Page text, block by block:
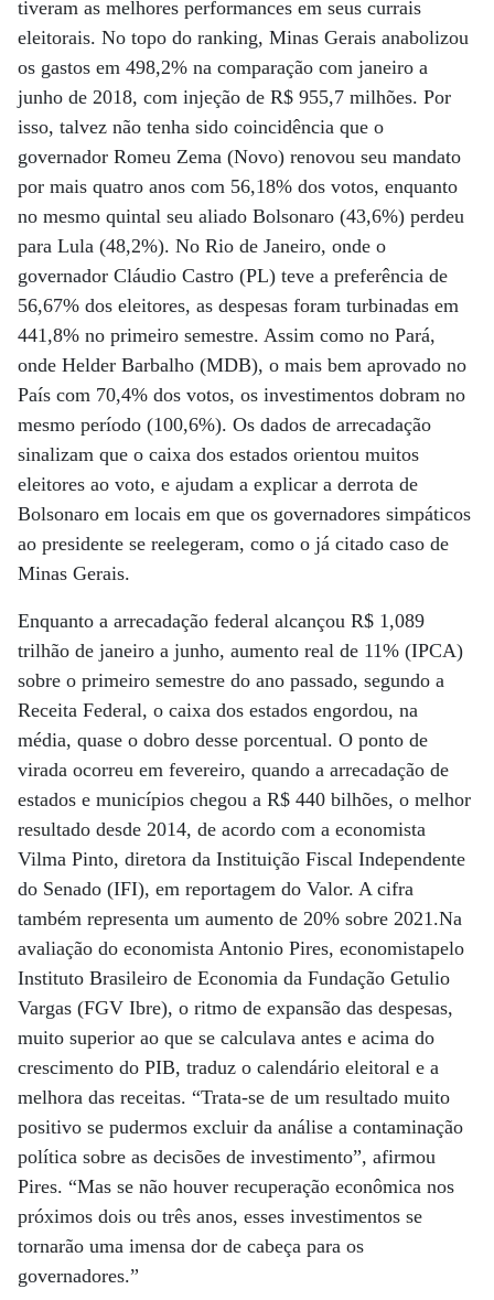
tiveram as melhores performances em seus currais
eleitorais. No topo do ranking, Minas Gerais anabolizou
os gastos em 498,2% na comparação com janeiro a
junho de 2018, com injeção de R$ 955,7 milhões. Por
isso, talvez não tenha sido coincidência que o
governador Romeu Zema (Novo) renovou seu mandato
por mais quatro anos com 56,18% dos votos, enquanto
no mesmo quintal seu aliado Bolsonaro (43,6%) perdeu
para Lula (48,2%). No Rio de Janeiro, onde o
governador Cláudio Castro (PL) teve a preferência de
56,67% dos eleitores, as despesas foram turbinadas em
441,8% no primeiro semestre. Assim como no Pará,
onde Helder Barbalho (MDB), o mais bem aprovado no
País com 70,4% dos votos, os investimentos dobram no
mesmo período (100,6%). Os dados de arrecadação
sinalizam que o caixa dos estados orientou muitos
eleitores ao voto, e ajudam a explicar a derrota de
Bolsonaro em locais em que os governadores simpáticos
ao presidente se reelegeram, como o já citado caso de
Minas Gerais.
Enquanto a arrecadação federal alcançou R$ 1,089
trilhão de janeiro a junho, aumento real de 11% (IPCA)
sobre o primeiro semestre do ano passado, segundo a
Receita Federal, o caixa dos estados engordou, na
média, quase o dobro desse porcentual. O ponto de
virada ocorreu em fevereiro, quando a arrecadação de
estados e municípios chegou a R$ 440 bilhões, o melhor
resultado desde 2014, de acordo com a economista
Vilma Pinto, diretora da Instituição Fiscal Independente
do Senado (IFI), em reportagem do Valor. A cifra
também representa um aumento de 20% sobre 2021.Na
avaliação do economista Antonio Pires, economistapelo
Instituto Brasileiro de Economia da Fundação Getulio
Vargas (FGV Ibre), o ritmo de expansão das despesas,
muito superior ao que se calculava antes e acima do
crescimento do PIB, traduz o calendário eleitoral e a
melhora das receitas. “Trata-se de um resultado muito
positivo se pudermos excluir da análise a contaminação
política sobre as decisões de investimento”, afirmou
Pires. “Mas se não houver recuperação econômica nos
próximos dois ou três anos, esses investimentos se
tornarão uma imensa dor de cabeça para os
governadores.”